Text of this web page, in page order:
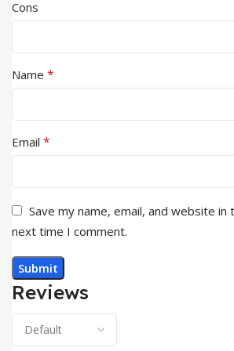
Reviews
Cons
Name *
Email *
Save my name, email, and website
next time I comment.